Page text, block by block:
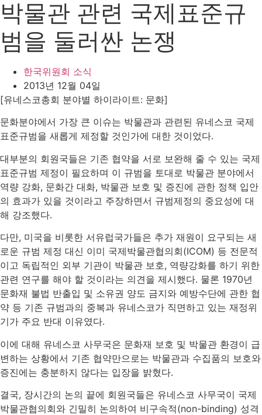
박물관 관련 국제표준규
범을 둘러싼 논쟁
한국위원회 소식
2013년 12월 04일
[유네스코총회 분야별 하이라이트: 문화]
문화분야에서 가장 큰 이슈는 박물관과 관련된 유네스코 국제
표준규범을 새롭게 제정할 것인가에 대한 것이었다.
대부분의 회원국들은 기존 협약을 서로 보완해 줄 수 있는 국제
표준규범 제정이 필요하며 이 규범을 토대로 박물관 분야에서
역량 강화, 문화간 대화, 박물관 보호 및 증진에 관한 정책 입안
의 효과가 있을 것이라고 주장하면서 규범제정의 중요성에 대
해 강조했다.
다만, 미국을 비롯한 서유럽국가들은 추가 재원이 요구되는 새
로운 규범 제정 대신 이미 국제박물관협의회(ICOM) 등 전문적
이고 독립적인 외부 기관이 박물관 보호, 역량강화를 하기 위한
관련 연구를 해야 할 것이라는 의견을 제시했다. 물론 1970년
문화재 불법 반출입 및 소유권 양도 금지와 예방수단에 관한 협
약 등 기존 규범과의 중복과 유네스코가 직면하고 있는 재정위
기가 주요 반대 이유였다.
이에 대해 유네스코 사무국은 문화재 보호 및 박물관 환경이 급
변하는 상황에서 기존 협약만으로는 박물관과 수집품의 보호와
증진에는 충분하지 않다는 입장을 밝혔다.
결국, 장시간의 논의 끝에 회원국들은 유네스코 사무국이 국제
박물관협의회와 긴밀히 논의하여 비구속적(non-binding) 성격